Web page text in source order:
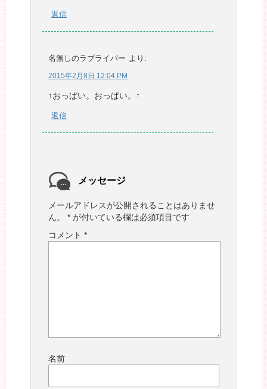
返信
名無しのラブライバー より:
2015年2月8日 12:04 PM
↑おっぱい。おっぱい。↑
返信
メッセージ
メールアドレスが公開されることはありませ
ん。
* が付いている欄は必須項目です
コメント *
名前